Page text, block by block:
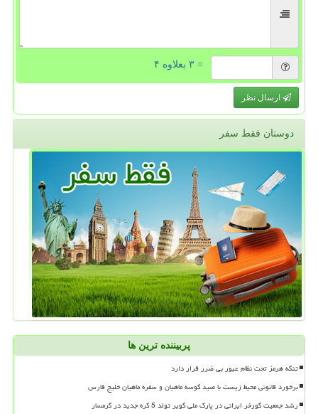
= ۳ بعلاوه ۴
ارسال نظر
دوستان فقط سفر
پربیننده ترین ها
تنگه هرمز تحت نظام عبور بی ضرر قرار دارد
برخورد قانونی محیط زیست با صید کوسه ماهیان و سفره ماهیان خلیج فارس
رشد جمعیت گورخر ایرانی در پارک ملی کویر تولد 5 کره جدید در گرمسار